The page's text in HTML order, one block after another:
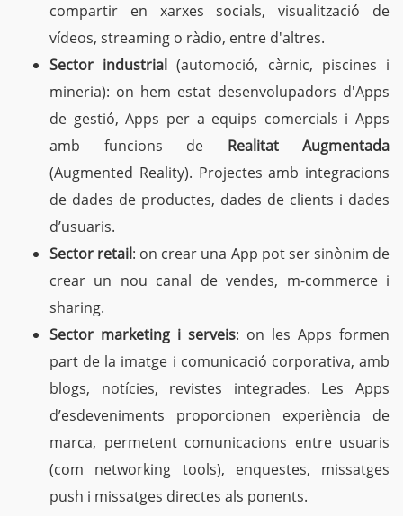
compartir en xarxes socials, visualització de
vídeos, streaming o ràdio, entre d'altres.
Sector industrial (automoció, càrnic, piscines i
mineria): on hem estat desenvolupadors d'Apps
de gestió, Apps per a equips comercials i Apps
amb funcions de Realitat Augmentada
(Augmented Reality). Projectes amb integracions
de dades de productes, dades de clients i dades
d’usuaris.
Sector retail: on crear una App pot ser sinònim de
crear un nou canal de vendes, m-commerce i
sharing.
Sector marketing i serveis: on les Apps formen
part de la imatge i comunicació corporativa, amb
blogs, notícies, revistes integrades. Les Apps
d’esdeveniments proporcionen experiència de
marca, permetent comunicacions entre usuaris
(com networking tools), enquestes, missatges
push i missatges directes als ponents.